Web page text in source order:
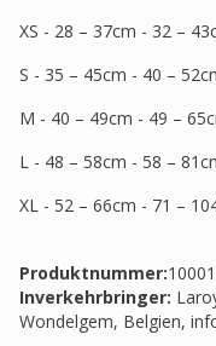
XS - 28 – 37cm - 32 –
S - 35 – 45cm - 40 –
M - 40 – 49cm - 49 –
L - 48 – 58cm - 58 –
XL - 52 – 66cm - 71 –
Produktnummer:
Inverkehrbringer:
Wondelgem, Belgien,